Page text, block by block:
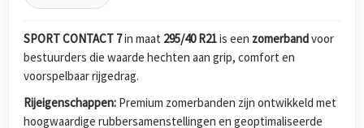
SPORT CONTACT 7in maat 295/40 R21is een zomerbandvoor
bestuurders die waarde hechten aan grip, comfort en
voorspelbaar rijgedrag.
Rijeigenschappen: Premium zomerbanden zijn ontwikkeld met
hoogwaardige rubbersamenstellingen en geoptimaliseerde